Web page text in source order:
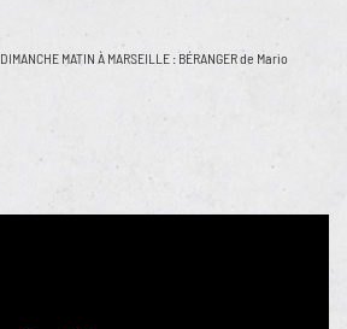
MATIN À MARSEILLE : BÉRANGER de Mario